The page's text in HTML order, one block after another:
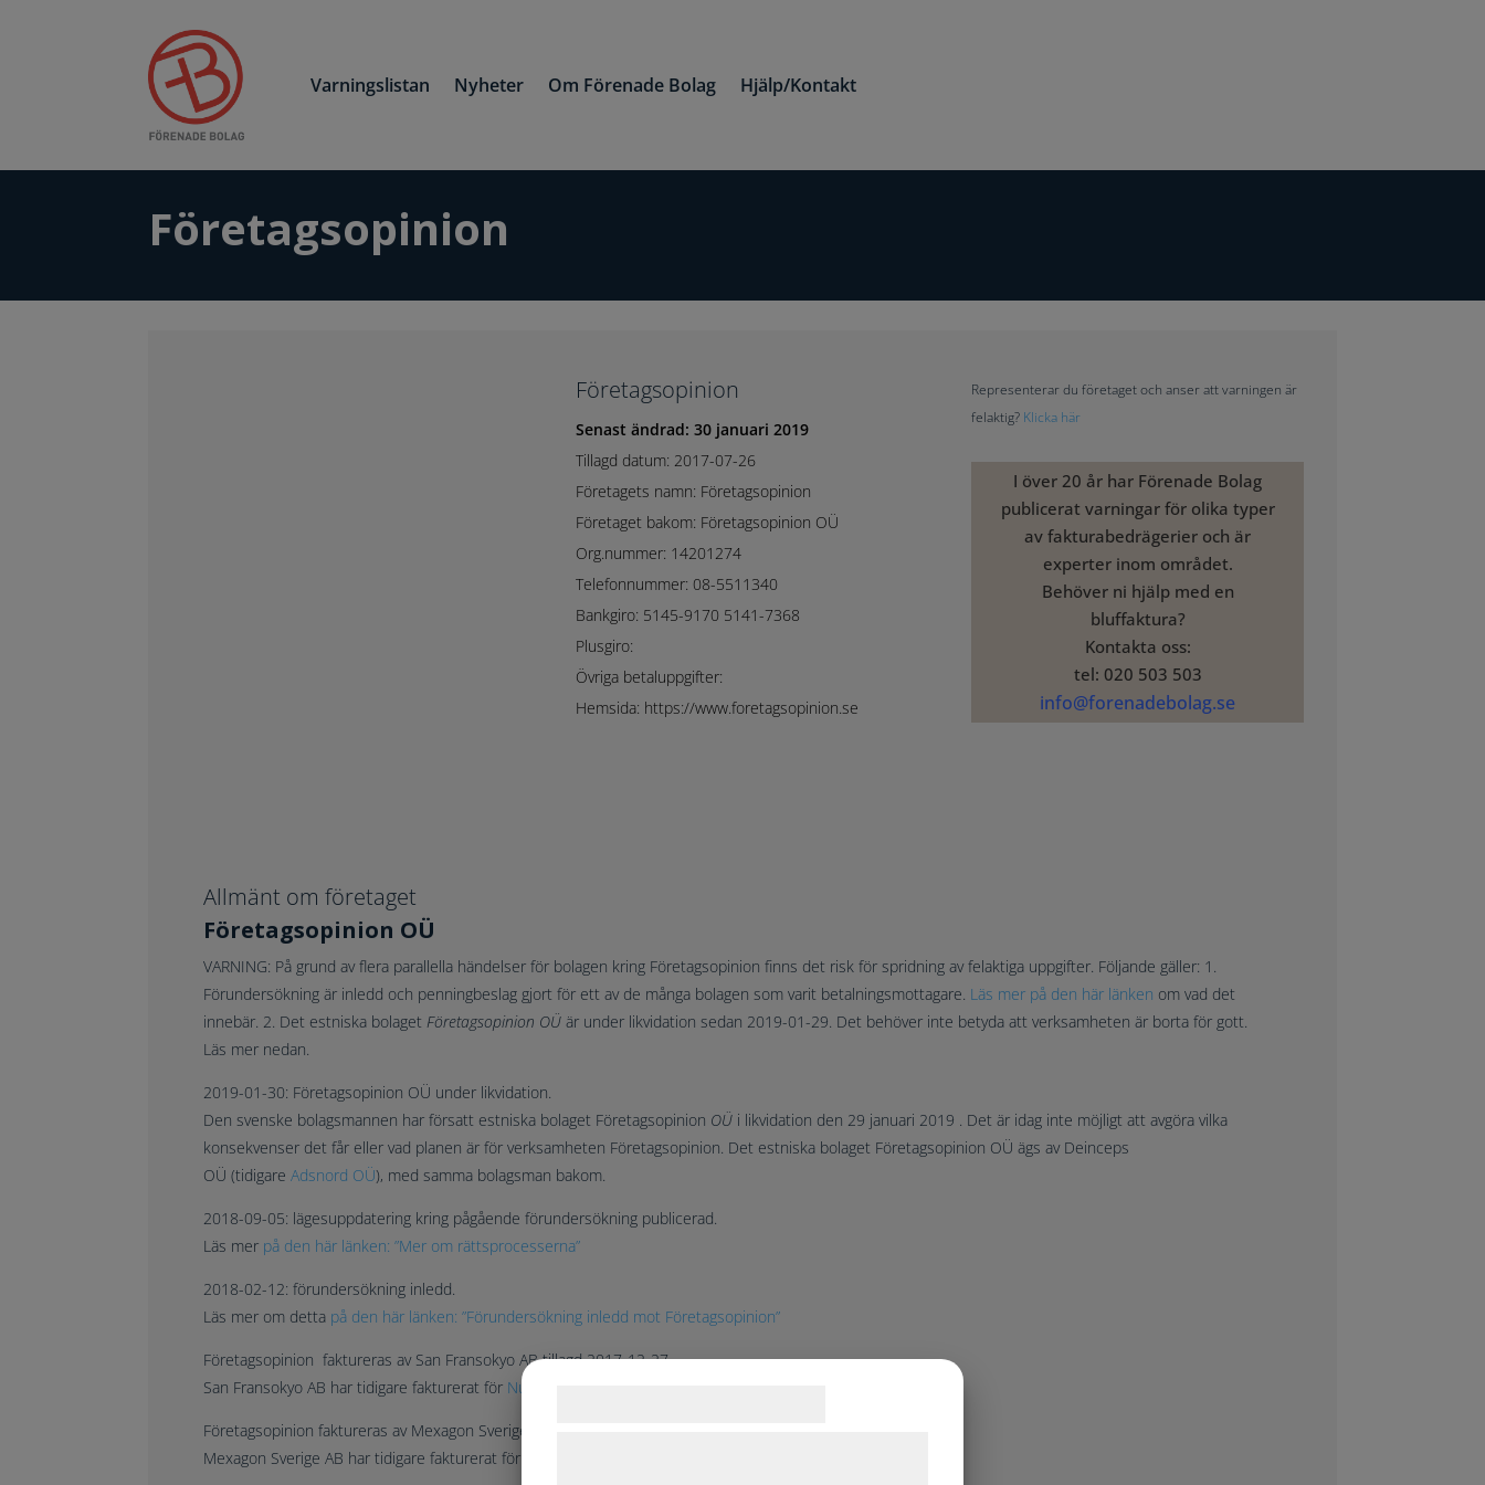
Varningslistan Nyheter Om Förenade Bolag Hjälp/Kontakt
Företagsopinion
Företagsopinion
Senast ändrad: 30 januari 2019
Tillagd datum: 2017-07-26
Företagets namn: Företagsopinion
Företaget bakom: Företagsopinion OÜ
Org.nummer: 14201274
Telefonnummer: 08-5511340
Bankgiro: 5145-9170 5141-7368
Plusgiro:
Övriga betaluppgifter:
Hemsida: https://www.foretagsopinion.se
Representerar du företaget och anser att varningen är
felaktig? Klicka här
I över 20 år har Förenade Bolag
publicerat varningar för olika typer
av fakturabedrägerier och är
experter inom området.
Behöver ni hjälp med en
bluffaktura?
Kontakta oss:
tel: 020 503 503
info@forenadebolag.se
Allmänt om företaget
Företagsopinion OÜ
VARNING: På grund av flera parallella händelser för bolagen kring Företagsopinion finns det risk för spridning av felaktiga uppgifter. Följande gäller: 1.
Förundersökning är inledd och penningbeslag gjort för ett av de många bolagen som varit betalningsmottagare. Läs mer på den här länken om vad det
innebär. 2. Det estniska bolagetFöretagsopinion OÜ är under likvidation sedan 2019-01-29. Det behöver inte betyda att verksamheten är borta för gott.
Läs mer nedan.
2019-01-30: Företagsopinion OÜ under likvidation.
Den svenske bolagsmannen har försatt estniska bolaget Företagsopinion OÜ i likvidation den 29 januari 2019 . Det är idag inte möjligt att avgöra vilka
konsekvenser det får eller vad planen är för verksamheten Företagsopinion. Det estniska bolaget Företagsopinion OÜ ägs av Deinceps
OÜ (tidigare Adsnord OÜ), med samma bolagsman bakom.
2018-09-05: lägesuppdatering kring pågående förundersökning publicerad.
Läs mer på den här länken: ”Mer om rättsprocesserna”
2018-02-12: förundersökning inledd.
Läs mer om detta på den här länken: ”Förundersökning inledd mot Företagsopinion”
Företagsopinion faktureras av San Fransokyo AB tillagd 2017-12-27.
San Fransokyo AB har tidigare fakturerat för Nummerupplysningen
Företagsopinion faktureras av Mexagon Sverige AB tillagd 2017-11-28.
Mexagon Sverige AB har tidigare fakturerat för